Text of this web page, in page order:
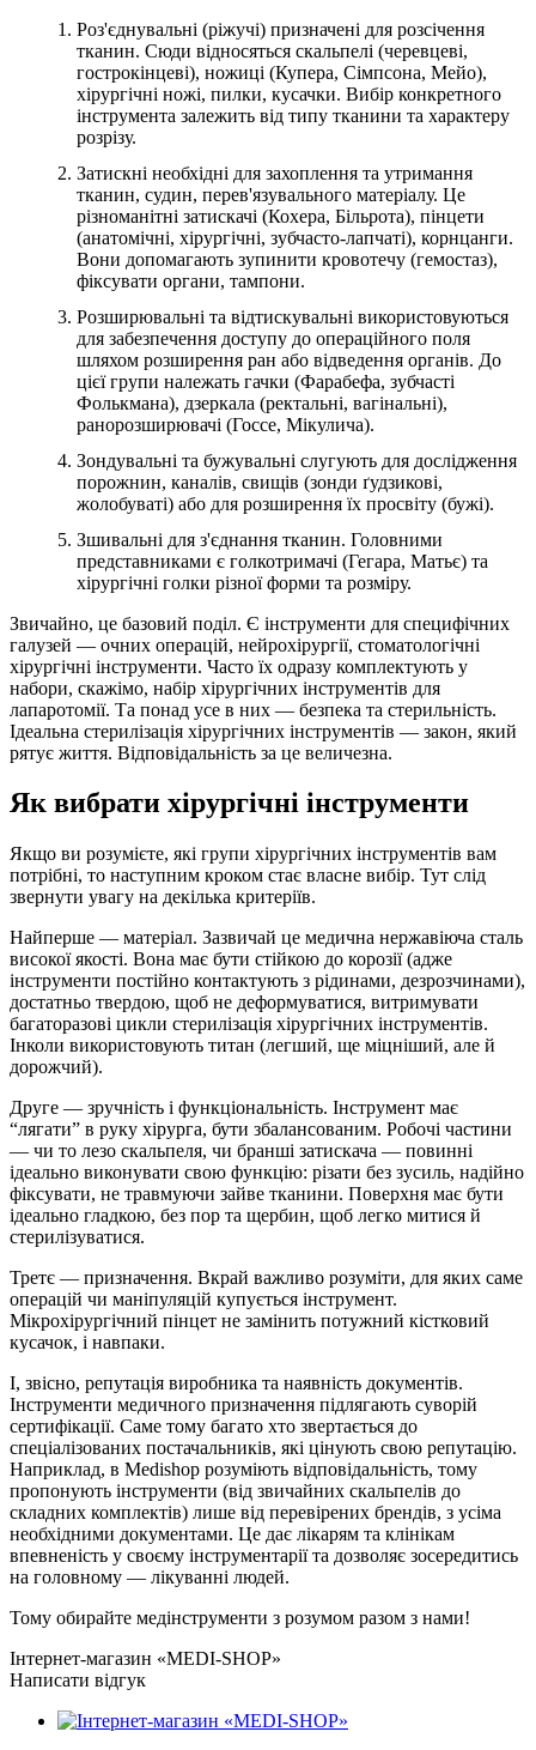
Роз'єднувальні (ріжучі) призначені для розсічення
тканин. Сюди відносяться скальпелі (черевцеві,
гострокінцеві), ножиці (Купера, Сімпсона, Мейо),
хірургічні ножі, пилки, кусачки. Вибір конкретного
інструмента залежить від типу тканини та характеру
розрізу.
Затискні необхідні для захоплення та утримання
тканин, судин, перев'язувального матеріалу. Це
різноманітні затискачі (Кохера, Більрота), пінцети
(анатомічні, хірургічні, зубчасто-лапчаті), корнцанги.
Вони допомагають зупинити кровотечу (гемостаз),
фіксувати органи, тампони.
Розширювальні та відтискувальні використовуються
для забезпечення доступу до операційного поля
шляхом розширення ран або відведення органів. До
цієї групи належать гачки (Фарабефа, зубчасті
Фолькмана), дзеркала (ректальні, вагінальні),
ранорозширювачі (Госсе, Мікулича).
Зондувальні та бужувальні слугують для дослідження
порожнин, каналів, свищів (зонди ґудзикові,
жолобуваті) або для розширення їх просвіту (бужі).
Зшивальні для з'єднання тканин. Головними
представниками є голкотримачі (Гегара, Матьє) та
хірургічні голки різної форми та розміру.
Звичайно, це базовий поділ. Є інструменти для специфічних
галузей — очних операцій, нейрохірургії, стоматологічні
хірургічні інструменти. Часто їх одразу комплектують у
набори, скажімо, набір хірургічних інструментів для
лапаротомії. Та понад усе в них — безпека та стерильність.
Ідеальна стерилізація хірургічних інструментів — закон, який
рятує життя. Відповідальність за це величезна.
Як вибрати хірургічні інструменти
Якщо ви розумієте, які групи хірургічних інструментів вам
потрібні, то наступним кроком стає власне вибір. Тут слід
звернути увагу на декілька критеріїв.
Найперше — матеріал. Зазвичай це медична нержавіюча сталь
високої якості. Вона має бути стійкою до корозії (адже
інструменти постійно контактують з рідинами, дезрозчинами),
достатньо твердою, щоб не деформуватися, витримувати
багаторазові цикли стерилізація хірургічних інструментів.
Інколи використовують титан (легший, ще міцніший, але й
дорожчий).
Друге — зручність і функціональність. Інструмент має
“лягати” в руку хірурга, бути збалансованим. Робочі частини
— чи то лезо скальпеля, чи бранші затискача — повинні
ідеально виконувати свою функцію: різати без зусиль, надійно
фіксувати, не травмуючи зайве тканини. Поверхня має бути
ідеально гладкою, без пор та щербин, щоб легко митися й
стерилізуватися.
Третє — призначення. Вкрай важливо розуміти, для яких саме
операцій чи маніпуляцій купується інструмент.
Мікрохірургічний пінцет не замінить потужний кістковий
кусачок, і навпаки.
І, звісно, репутація виробника та наявність документів.
Інструменти медичного призначення підлягають суворій
сертифікації. Саме тому багато хто звертається до
спеціалізованих постачальників, які цінують свою репутацію.
Наприклад, в Medishop розуміють відповідальність, тому
пропонують інструменти (від звичайних скальпелів до
складних комплектів) лише від перевірених брендів, з усіма
необхідними документами. Це дає лікарям та клінікам
впевненість у своєму інструментарії та дозволяє зосередитись
на головному — лікуванні людей.
Тому обирайте медінструменти з розумом разом з нами!
Інтернет-магазин «MEDI-SHOP»
Написати відгук